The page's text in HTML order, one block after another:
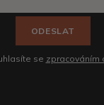
ODESLAT
se zpracováním